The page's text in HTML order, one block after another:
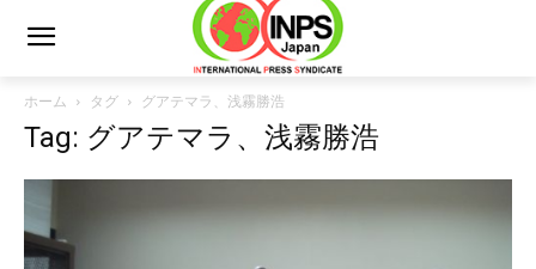
ホーム タグ グアテマラ、浅霧勝浩
Tag: グアテマラ、浅霧勝浩